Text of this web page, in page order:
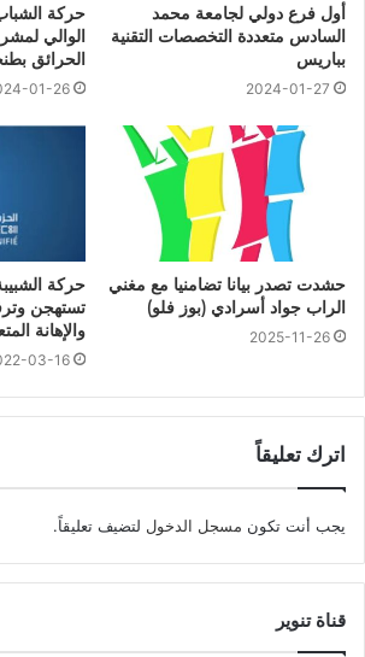
أول فرع دولي لجامعة محمد
السادس متعددة التخصصات التقنية
بباريس
2024-01-27
حركة
الوالي
الحرائق
01-26
حشدت تصدر بيانا تضامنيا مع مغني
الراب جواد أسرادي (بوز فلو)
2025-11-26
حركة
تستهجن
والإهانة
03-16
اترك تعليقاً
يجب أنت تكون مسجل الدخول لتضيف تعليقاً.
قناة تنوير